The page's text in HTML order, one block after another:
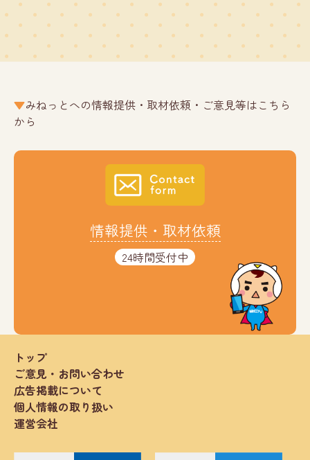
みねっとへの情報提供・取材依頼・ご意見等はこちら
から
情報提供・取材依頼
24時間受付中
トップ
ご意見・お問い合わせ
広告掲載について
個人情報の取り扱い
運営会社